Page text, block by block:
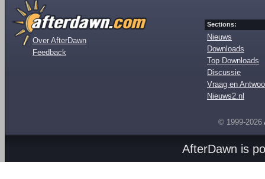
Over AfterDawn
Feedback
Sections:
Nieuws
Downloads
Top Downloads
Discussie
Vraag en
Nieuws2.nl
© 1999-2026
AfterDawn is